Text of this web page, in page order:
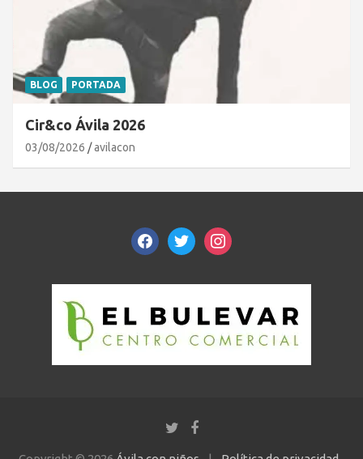
BLOG PORTADA
Cir&co Ávila 2026
03/08/2026 avilacon
facebooktwitterinstagram